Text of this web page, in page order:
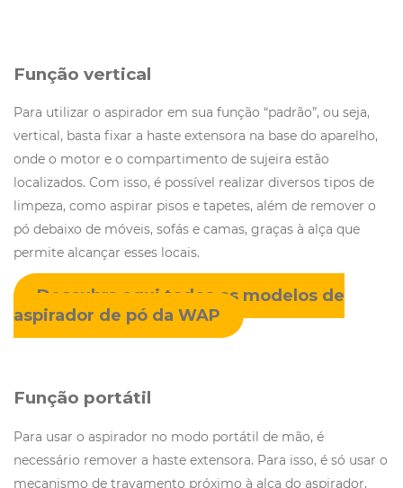
Função vertical
Para utilizar o aspirador em sua função “padrão”, ou seja,
vertical, basta fixar a haste extensora na base do aparelho,
onde o motor e o compartimento de sujeira estão
localizados. Com isso, é possível realizar diversos tipos de
limpeza, como aspirar pisos e tapetes, além de remover o
pó debaixo de móveis, sofás e camas, graças à alça que
permite alcançar esses locais.
Descubra aqui todos os modelos de
aspirador de pó da WAP
Função portátil
Para usar o aspirador no modo portátil de mão, é
necessário remover a haste extensora. Para isso, é só usar o
mecanismo de travamento próximo à alça do aspirador,